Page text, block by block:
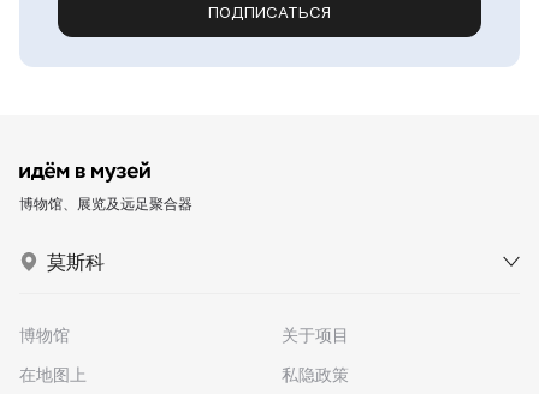
ПОДПИСАТЬСЯ
博物馆、展览及远足聚合器
莫斯科
博物馆
在地图上
关于项目
私隐政策